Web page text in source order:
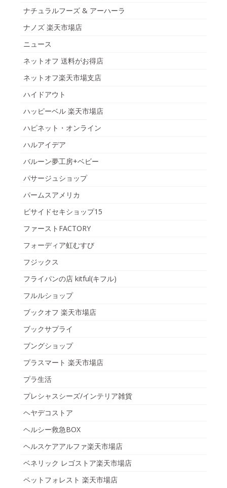
ナチュラルフーズ & アーハーラ
ナノズ 楽天市場店
ニュース
ネットオフ 送料がお得店
ネットオフ楽天市場支店
ハイドアウト
ハッピーベル 楽天市場店
ハピネット・オンライン
ハルアイデア
バルーン夢工房+ベビー
パサージュショップ
パームスアメリカ
ビサイドセキショップ15
ファーストFACTORY
フォーディア虹むすび
フジックス
フライパンの店 kitful(キフル)
フルルショップ
ブックオフ 楽天市場店
ブックサプライ
ブングショップ
プラスマート 楽天市場店
プラ生活
プレシャスシーズ/インテリア雑貨
ヘヤデコストア
ヘルシー救急BOX
ヘルスケアアルファ楽天市場店
ベネリック レゴストア楽天市場店
ペットフォレスト 楽天市場店